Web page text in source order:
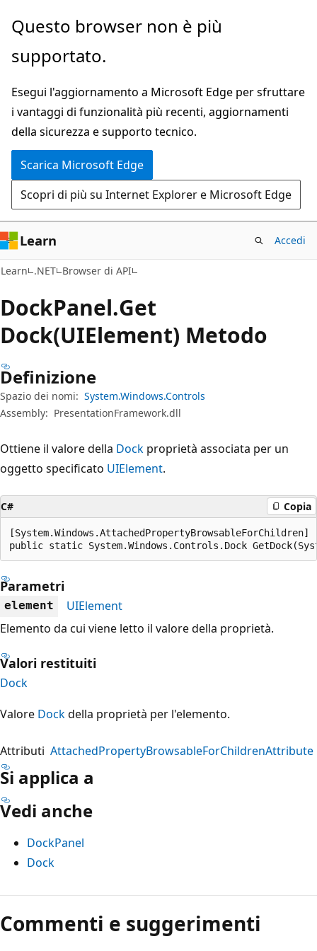
Ignora
passa
contenuto
principale
Passare
allo
spostamento
pagina
Questo browser non è più
supportato.
Esegui l'aggiornamento a Microsoft Edge per sfruttare
i vantaggi di funzionalità più recenti, aggiornamenti
della sicurezza e supporto tecnico.
Scarica Microsoft Edge
Scopri di più su Internet Explorer e Microsoft Edge
Learn Accedi
Learn .NET Browser di API
DockPanel.Get
Dock(UIElement) Metodo
Definizione
Spazio dei nomi: System.Windows.Controls
Assembly: PresentationFramework.dll
Ottiene il valore della Dock proprietà associata per un
oggetto specificato UIElement.
C# Copia
[System.Windows.AttachedPropertyBrowsableForChildren]
public static System.Windows.Controls.Dock
Parametri
element
UIElement
Elemento da cui viene letto il valore della proprietà.
Valori restituiti
Dock
Valore Dockdella proprietà per l'elemento.
Attributi AttachedPropertyBrowsableForChildrenAttribute
Si applica a
Vedi anche
DockPanel
Dock
Modalità
di
lettura
Commenti e suggerimenti